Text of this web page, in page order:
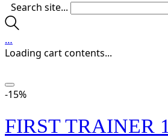
Search site...
…
Loading cart contents...
-15%
FIRST TRAINER